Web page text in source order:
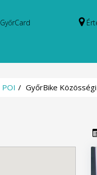
GyőrCard
POI GyőrBike